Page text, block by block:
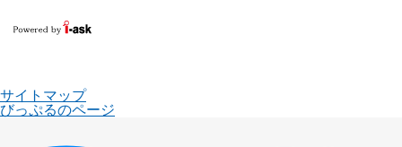
サイトマップ
びっぷるのページ